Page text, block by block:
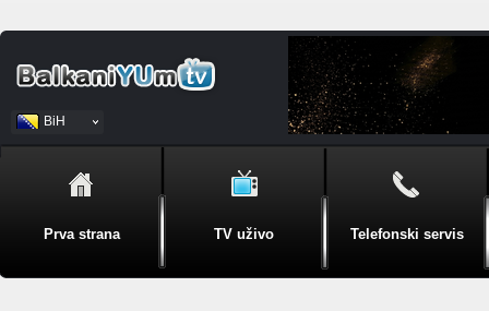
BiH
Srpski
Prva strana TV uživo Telefonski servis